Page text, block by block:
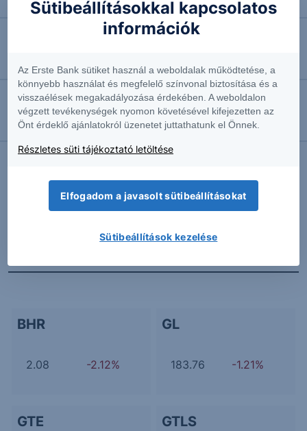
Négyhavi mélyponton a forint
EURUSD: munkapiaci jelentésre várva
2026.08.07. 10:37
Megint emelkedésben az olaj
További Erste elemzések
BHR
2.08 -2.12%
GL
183.76 -1.21%
GTE GTLS
Sütibeállításokkal kapcsolatos
információk
Az Erste Bank sütiket használ a weboldalak működtetése, a
könnyebb használat és megfelelő színvonal biztosítása és a
visszaélések megakadályozása érdekében. A weboldalon
végzett tevékenységek nyomon követésével kifejezetten az
Önt érdeklő ajánlatokról üzenetet juttathatunk el Önnek.
Részletes süti tájékoztató letöltése
Elfogadom a javasolt sütibeállításokat
Sütibeállítások kezelése